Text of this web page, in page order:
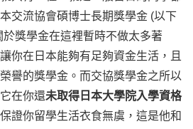
交流協會碩博士長期獎學金 (以下
獎學金在這裡暫時不做太多著
你在日本能夠有足夠資金生活，且
譽的獎學金。而交協獎學金之所以
在你還未取得日本大學院入學資格
證你留學生活衣食無虞，這是他和